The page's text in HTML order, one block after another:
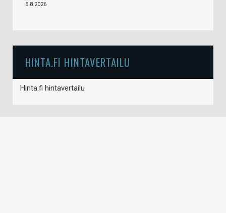
6.8.2026
HINTA.FI HINTAVERTAILU
Hinta.fi hintavertailu